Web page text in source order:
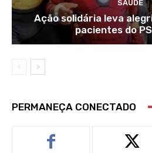
SAÚDE
Ação solidária leva
pacientes do
PERMANEÇA CONECTADO